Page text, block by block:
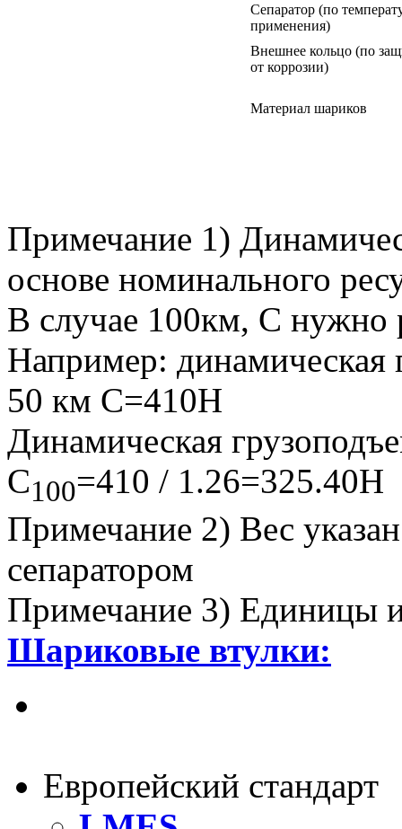
Сепаратор (по
применения)
Внешнее кольцо (по
от коррозии)
Материал шариков
Примечание 1)
основе номинального
В случае 100км, С нужно
Например: динамическая
50 км C=410Н
Динамическая
C100=410 / 1.26=325.40Н
Примечание 2) Вес
сепаратором
Примечание 3) Единицы
Шариковые втулки:
Европейский стандарт